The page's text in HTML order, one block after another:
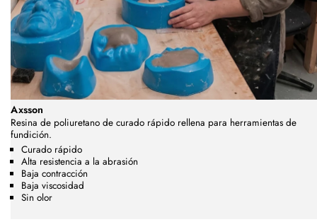
Axsson
Resina de poliuretano de curado rápido rellena para herramientas de
fundición.
Curado rápido
Alta resistencia a la abrasión
Baja contracción
Baja viscosidad
Sin olor